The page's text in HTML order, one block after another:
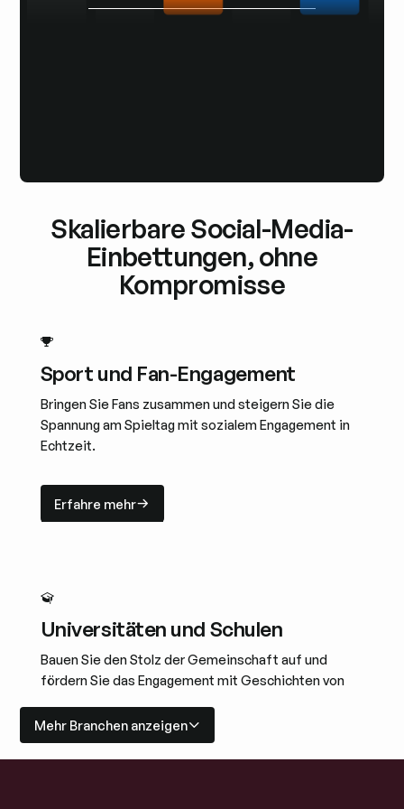
Skalierbare Social-Media-
Einbettungen, ohne
Kompromisse
Sport und Fan-Engagement
Bringen Sie Fans zusammen und steigern Sie die
Spannung am Spieltag mit sozialem Engagement in
Echtzeit.
Erfahre mehr
Universitäten und Schulen
Bauen Sie den Stolz der Gemeinschaft auf und
fördern Sie das Engagement mit Geschichten von
Erfahre mehr
Mehr Branchen anzeigen